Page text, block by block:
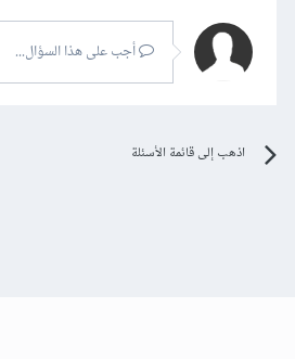
أجب على هذا السؤال...
اذهب إلى قائمة الأسئلة